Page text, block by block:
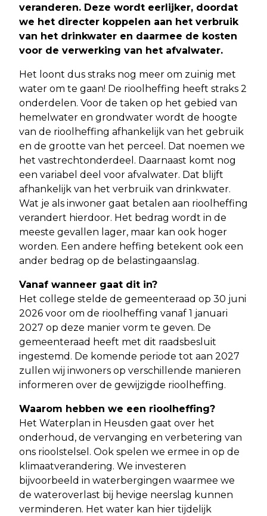
veranderen. Deze wordt eerlijker, doordat
we het directer koppelen aan het verbruik
van het drinkwater en daarmee de kosten
voor de verwerking van het afvalwater.
Het loont dus straks nog meer om zuinig met
water om te gaan! De rioolheffing heeft straks 2
onderdelen. Voor de taken op het gebied van
hemelwater en grondwater wordt de hoogte
van de rioolheffing afhankelijk van het gebruik
en de grootte van het perceel. Dat noemen we
het vastrechtonderdeel. Daarnaast komt nog
een variabel deel voor afvalwater. Dat blijft
afhankelijk van het verbruik van drinkwater.
Wat je als inwoner gaat betalen aan rioolheffing
verandert hierdoor. Het bedrag wordt in de
meeste gevallen lager, maar kan ook hoger
worden. Een andere heffing betekent ook een
ander bedrag op de belastingaanslag.
Vanaf wanneer gaat dit in?
Het college stelde de gemeenteraad op 30 juni
2026 voor om de rioolheffing vanaf 1 januari
2027 op deze manier vorm te geven. De
gemeenteraad heeft met dit raadsbesluit
ingestemd. De komende periode tot aan 2027
zullen wij inwoners op verschillende manieren
informeren over de gewijzigde rioolheffing.
Waarom hebben we een rioolheffing?
Het Waterplan in Heusden gaat over het
onderhoud, de vervanging en verbetering van
ons rioolstelsel. Ook spelen we ermee in op de
klimaatverandering. We investeren
bijvoorbeeld in waterbergingen waarmee we
de wateroverlast bij hevige neerslag kunnen
verminderen. Het water kan hier tijdelijk